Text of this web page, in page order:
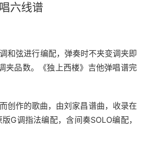
六线谱
和弦进行编配，弹奏时不夹变调夹即
夹品数。《独上西楼》吉他弹唱谱完
创作的歌曲，由刘家昌谱曲，收录在
G调指法编配，含间奏SOLO编配，